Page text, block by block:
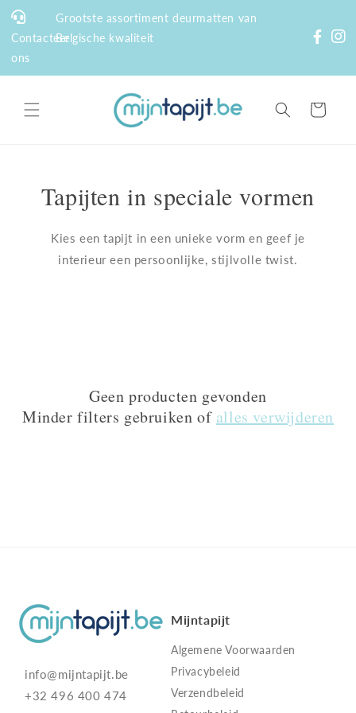
naar de
content
Contacteer
ons
Grootste assortiment deurmatten van
Belgische kwaliteit
Winkelwagen
Tapijten in speciale vormen
Kies een tapijt in een unieke vorm en geef je
interieur een persoonlijke, stijlvolle twist.
Geen producten gevonden
Minder filters gebruiken of alles verwijderen
info@mijntapijt.be
+32 496 400 474
Mijntapijt
Algemene Voorwaarden
Privacybeleid
Verzendbeleid